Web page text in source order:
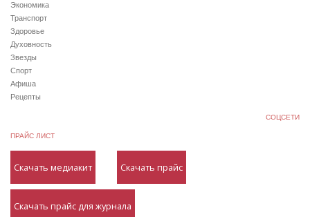
Экономика
Транспорт
Здоровье
Духовность
Звезды
Спорт
Афиша
Рецепты
СОЦСЕТИ
ПРАЙС ЛИСТ
Скачать медиакит Скачать прайс
Скачать прайс для журнала